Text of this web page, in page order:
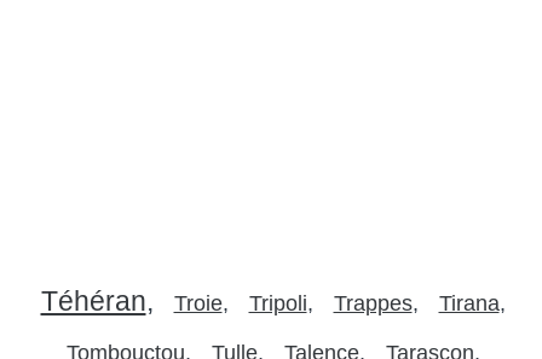
Téhéran Troie Tripoli Trappes Tirana
Tombouctou Tulle Talence Tarascon